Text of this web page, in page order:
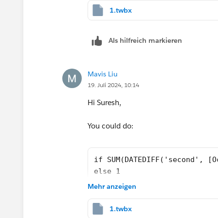
The file is also attached.
Best Regards,
Yuki
p.s.: If you finds my answer helpful,
much!
1.twbx
Als hilfreich markieren
Mavis Liu
19. Juli 2024, 10:14
Hi Suresh,
You could do:
if SUM(DATEDIFF('second',
else 1
end
Mehr anzeigen
1.twbx